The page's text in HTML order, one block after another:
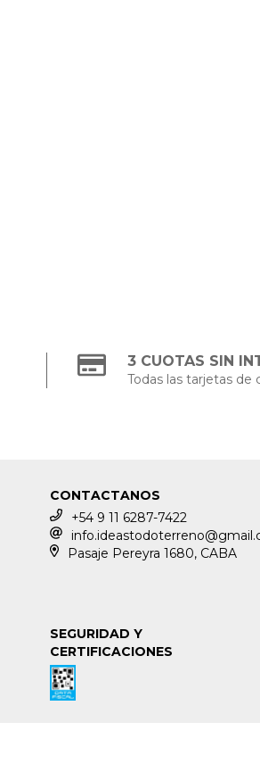
3 CUOTAS SIN
Todas las tarjetas de
CONTACTANOS
+54 9 11 6287-7422
Pasaje Pereyra 1680, CABA
SEGURIDAD Y
CERTIFICACIONES